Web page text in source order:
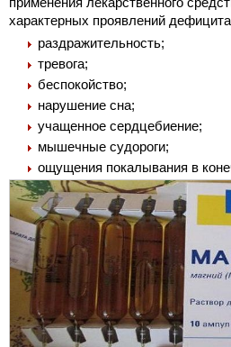
характерных проявлений
раздражительность;
тревога;
беспокойство;
нарушение сна;
учащенное сердцебиение;
мышечные судороги;
ощущения покалывания в